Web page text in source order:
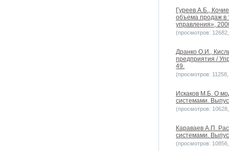
Гуреев А.Б.,
объема продаж в
управления»,
(просмотров:
Дранко О.И.,
предприятия /
49.
(просмотров:
Искаков М.Б. О
системами.
(просмотров:
Караваев А.П.
системами.
(просмотров: